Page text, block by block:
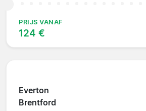
PRIJS VANAF
124 €
Everton
Brentford